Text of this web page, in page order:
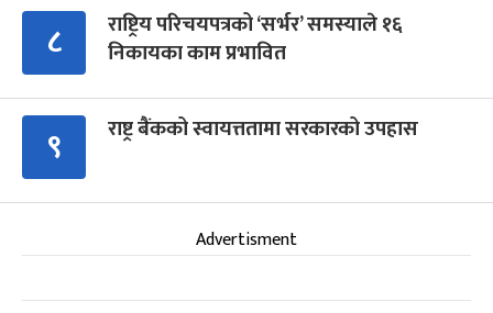
८
राष्ट्रिय परिचयपत्रको ‘सर्भर’ समस्याले १६
निकायका काम प्रभावित
९ राष्ट्र बैंकको स्वायत्ततामा सरकारको उपहास
Advertisment